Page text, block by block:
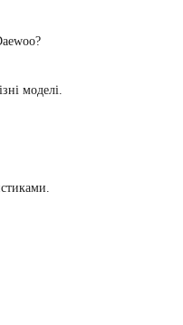
?
моделі.